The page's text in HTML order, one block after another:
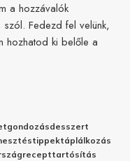
a hozzávalók
szól. Fedezd fel velünk,
hozhatod ki belőle a
gondozásdesszert
tippektáplálkozás
recepttartósítás